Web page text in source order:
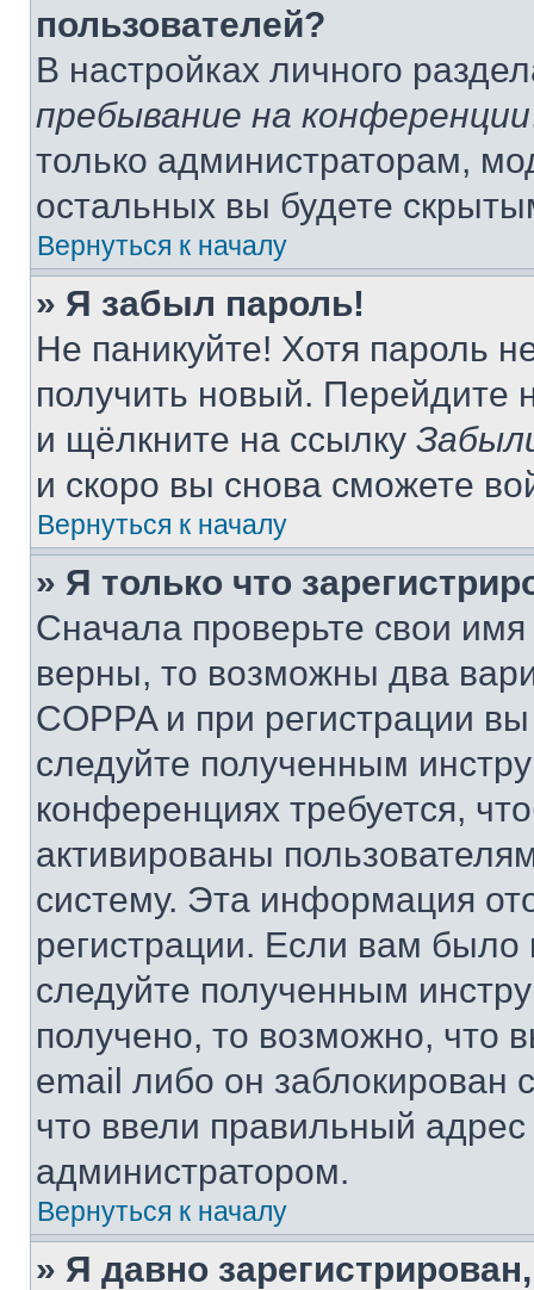
пользователей?
В настройках личного
пребывание на конференции
только администраторам,
остальных вы будете
Вернуться к началу
» Я забыл пароль!
Не паникуйте! Хотя пароль
получить новый. Перейдите
и щёлкните на ссылку
и скоро вы снова сможете
Вернуться к началу
» Я только что
Сначала проверьте свои
верны, то возможны два
COPPA и при регистрации
следуйте полученным
конференциях требуется,
активированы
систему. Эта информация
регистрации. Если вам
следуйте полученным
получено, то возможно, что
email либо он
что ввели правильный адрес
администратором.
Вернуться к началу
» Я давно